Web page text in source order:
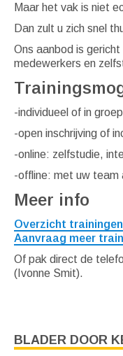
Maar het vak is niet
Dan zult u zich snel
Ons aanbod is
medewerkers en
-individueel of in
-open inschrijving of
-online: zelfstudie,
-offline: met uw team
Meer info
Overzicht trainingen
Aanvraag meer
Of pak direct de
(Ivonne Smit).
BLADER DOOR